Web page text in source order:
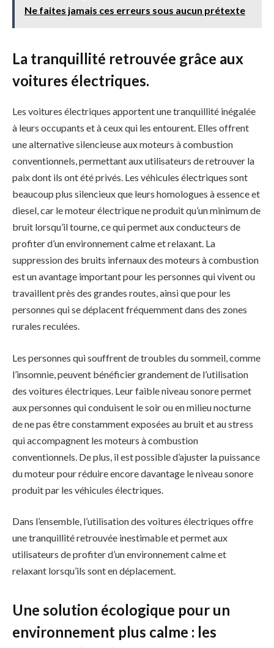
Ne faites jamais ces erreurs sous aucun prétexte
La tranquillité retrouvée grâce aux
voitures électriques.
Les voitures électriques apportent une tranquillité inégalée
à leurs occupants et à ceux qui les entourent. Elles offrent
une alternative silencieuse aux moteurs à combustion
conventionnels, permettant aux utilisateurs de retrouver la
paix dont ils ont été privés. Les véhicules électriques sont
beaucoup plus silencieux que leurs homologues à essence et
diesel, car le moteur électrique ne produit qu’un minimum de
bruit lorsqu’il tourne, ce qui permet aux conducteurs de
profiter d’un environnement calme et relaxant. La
suppression des bruits infernaux des moteurs à combustion
est un avantage important pour les personnes qui vivent ou
travaillent près des grandes routes, ainsi que pour les
personnes qui se déplacent fréquemment dans des zones
rurales reculées.
Les personnes qui souffrent de troubles du sommeil, comme
l’insomnie, peuvent bénéficier grandement de l’utilisation
des voitures électriques. Leur faible niveau sonore permet
aux personnes qui conduisent le soir ou en milieu nocturne
de ne pas être constamment exposées au bruit et au stress
qui accompagnent les moteurs à combustion
conventionnels. De plus, il est possible d’ajuster la puissance
du moteur pour réduire encore davantage le niveau sonore
produit par les véhicules électriques.
Dans l’ensemble, l’utilisation des voitures électriques offre
une tranquillité retrouvée inestimable et permet aux
utilisateurs de profiter d’un environnement calme et
relaxant lorsqu’ils sont en déplacement.
Une solution écologique pour un
environnement plus calme : les